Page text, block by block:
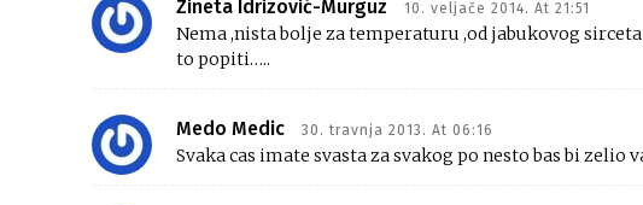
Zineta Idrizović-Murguz 10. veljače 2014. At 21:51
Nema ,nista bolje za temperaturu ,od jabukovog
to popiti…..
Medo Medic 30. travnja 2013. At 06:16
Svaka cas imate svasta za svakog po nesto bas bi